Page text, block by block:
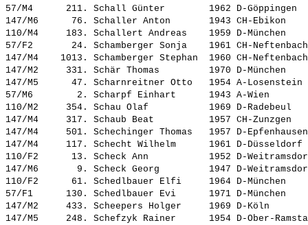
57/M4      211. Schall Günter
1962 D-
147/M6      76. Schaller Anton
1943 CH-
110/M4     183. Schallert Andreas
1959 D-
57/F2       24. Schamberger Sonja
1961 CH-
147/M4    1013. Schamberger Stephan
1960 CH-
147/M2     331. Schär Thomas
1970 D-
147/M5      47. Scharnreitner Otto
1954 A-
57/M6        2. Scharpf Einhart
1943 A-Wien
110/M2     354. Schau Olaf
1969 D-
147/M4     317. Schaub Beat
1957 CH-
147/M4     501. Schechinger Thomas
1957 D-
147/M4     117. Schecht Wilhelm
1961 D-
110/F2      13. Scheck Ann
1952 D-
147/M6       9. Scheck Georg
1947 D-
110/F2      61. Schedlbauer Elfi
1964 D-
57/F1      130. Schedlbauer Evi
1971 D-
147/M2     433. Scheepers Holger
1969 D-Köln
147/M5     248. Schefzyk Rainer
1954 D-Ober-